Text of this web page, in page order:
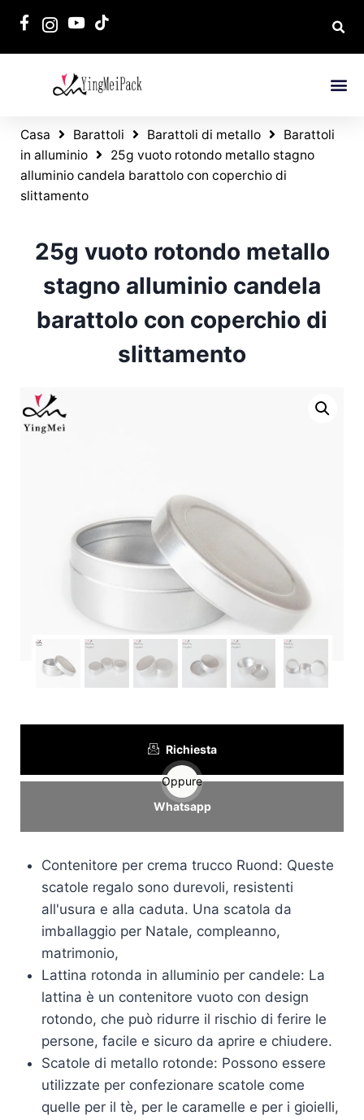
Casa Barattoli Barattoli di metallo
Barattoli
in alluminio
25g vuoto rotondo metallo stagno
alluminio candela barattolo con coperchio di
slittamento
25g vuoto rotondo metallo
stagno alluminio candela
barattolo con coperchio di
slittamento
Richiesta
Oppure
Whatsapp
Contenitore per crema trucco Ruond: Queste
scatole regalo sono durevoli, resistenti
all'usura e alla caduta. Una scatola da
imballaggio per Natale, compleanno,
matrimonio,
Lattina rotonda in alluminio per candele: La
lattina è un contenitore vuoto con design
rotondo, che può ridurre il rischio di ferire le
persone, facile e sicuro da aprire e chiudere.
Scatole di metallo rotonde: Possono essere
utilizzate per confezionare scatole come
quelle per il tè, per le caramelle e per i gioielli,